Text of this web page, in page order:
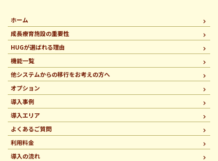
ホーム
成長療育施設の重要性
HUGが選ばれる理由
機能一覧
他システムからの移行をお考えの方へ
オプション
導入事例
導入エリア
よくあるご質問
利用料金
導入の流れ